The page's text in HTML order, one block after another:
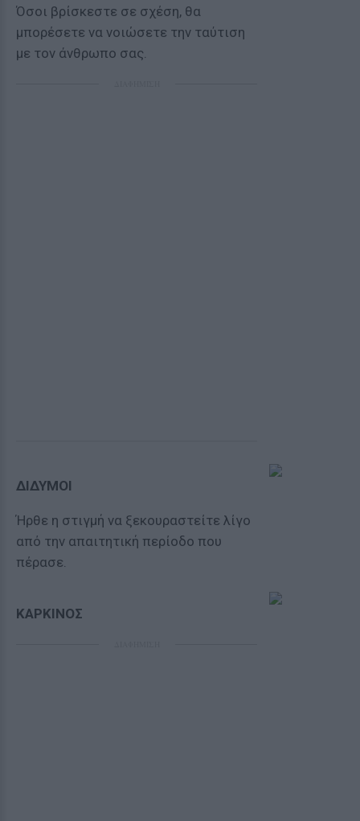
Όσοι βρίσκεστε σε σχέση, θα
μπορέσετε να νοιώσετε την ταύτιση
με τον άνθρωπο σας.
ΔΙΔΥΜΟΙ
Ήρθε η στιγμή να ξεκουραστείτε λίγο
από την απαιτητική περίοδο που
πέρασε.
ΚΑΡΚΙΝΟΣ